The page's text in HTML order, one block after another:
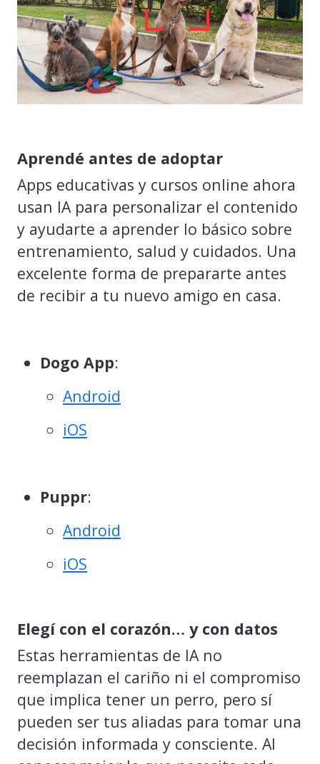
Aprendé antes de adoptar
Apps educativas y cursos online ahora
usan IA para personalizar el contenido
y ayudarte a aprender lo básico sobre
entrenamiento, salud y cuidados. Una
excelente forma de prepararte antes
de recibir a tu nuevo amigo en casa.
Dogo App:
Android
iOS
Puppr:
Android
iOS
Elegí con el corazón… y con datos
Estas herramientas de IA no
reemplazan el cariño ni el compromiso
que implica tener un perro, pero sí
pueden ser tus aliadas para tomar una
decisión informada y consciente. Al